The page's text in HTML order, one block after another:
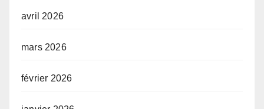
avril 2026
mars 2026
février 2026